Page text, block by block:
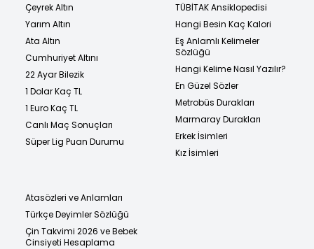
Çeyrek Altın
Yarım Altın
Ata Altın
Cumhuriyet Altını
22 Ayar Bilezik
1 Dolar Kaç TL
1 Euro Kaç TL
Canlı Maç Sonuçları
Süper Lig Puan Durumu
TÜBİTAK Ansiklopedisi
Hangi Besin Kaç Kalori
Eş Anlamlı Kelimeler
Sözlüğü
Hangi Kelime Nasıl Yazılır?
En Güzel Sözler
Metrobüs Durakları
Marmaray Durakları
Erkek İsimleri
Kız İsimleri
Atasözleri ve Anlamları
Türkçe Deyimler Sözlüğü
Çin Takvimi 2026 ve Bebek
Cinsiyeti Hesaplama